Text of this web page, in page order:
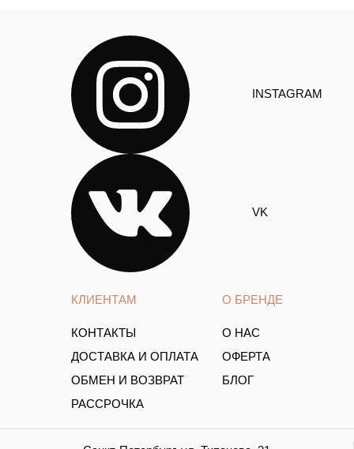
КЛИЕНТАМ
КОНТАКТЫ
ДОСТАВКА И ОПЛАТА
ОБМЕН И ВОЗВРАТ
РАССРОЧКА
О БРЕНДЕ
О НАС
ОФЕРТА
БЛОГ
INSTAGRAM
VK